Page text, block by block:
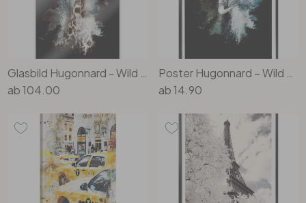
Glasbild Hugonnard - Wild Explosion: Giraffe
ab104.00
Poster Hugonnard – Wild Explosion: Elefant
ab14.90